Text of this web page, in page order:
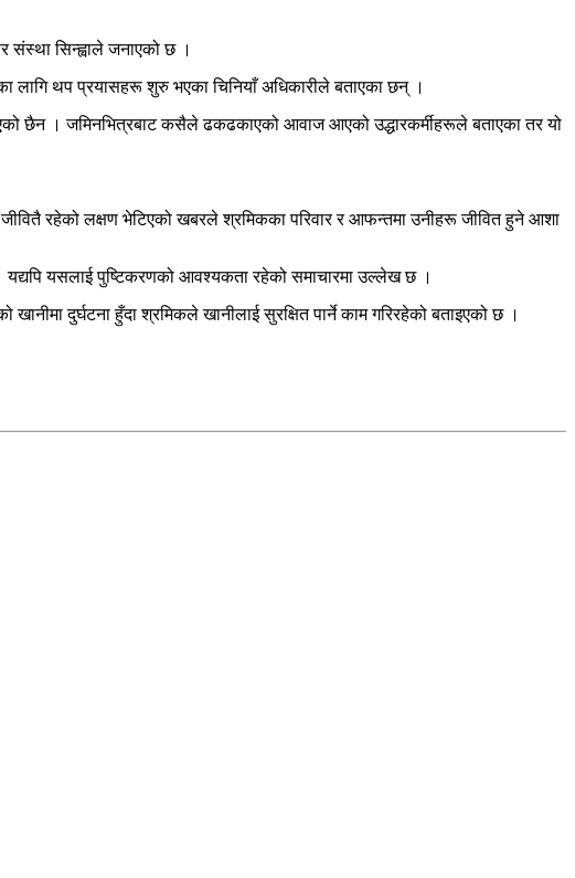
संस्था सिन्ह्वाले जनाएको छ ।
लागि थप प्रयासहरू शुरु भएका चिनियाँ अधिकारीले बताएका छन् ।
छैन । जमिनभित्रबाट कसैले ढकढकाएको आवाज आएको उद्धारकर्मीहरूले बताएका तर यो
जीवितै रहेको लक्षण भेटिएको खबरले श्रमिकका परिवार र आफन्तमा उनीहरू जीवित हुने आशा
यद्यपि यसलाई पुष्टिकरणको आवश्यकता रहेको समाचारमा उल्लेख छ ।
दुर्घटना हुँदा श्रमिकले खानीलाई सुरक्षित पार्ने काम गरिरहेको बताइएको छ ।